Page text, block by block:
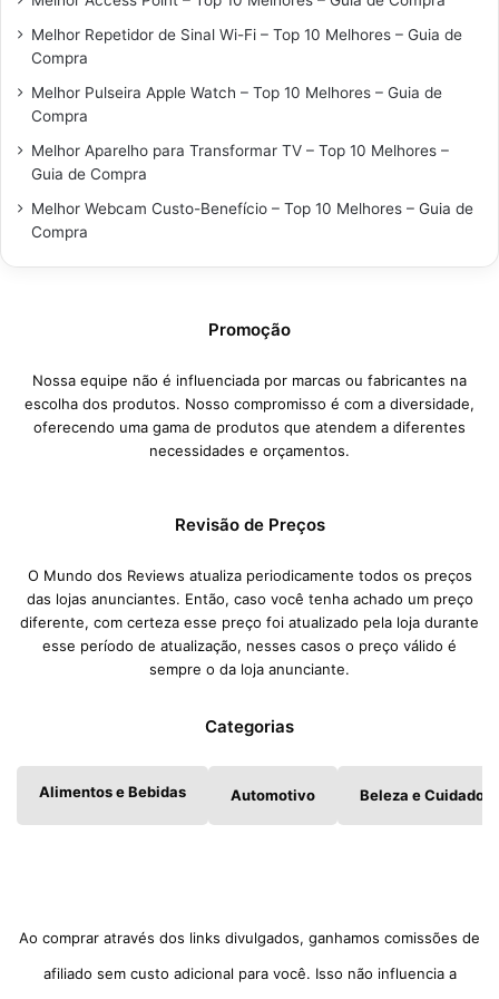
Melhor Repetidor de Sinal Wi-Fi – Top 10 Melhores – Guia de
Compra
Melhor Pulseira Apple Watch – Top 10 Melhores – Guia de
Compra
Melhor Aparelho para Transformar TV – Top 10 Melhores –
Guia de Compra
Melhor Webcam Custo-Benefício – Top 10 Melhores – Guia de
Compra
Promoção
Nossa equipe não é influenciada por marcas ou fabricantes na
escolha dos produtos. Nosso compromisso é com a diversidade,
oferecendo uma gama de produtos que atendem a diferentes
necessidades e orçamentos.
Revisão de Preços
O Mundo dos Reviews atualiza periodicamente todos os preços
das lojas anunciantes. Então, caso você tenha achado um preço
diferente, com certeza esse preço foi atualizado pela loja durante
esse período de atualização, nesses casos o preço válido é
sempre o da loja anunciante.
Categorias
Alimentos e Bebidas Automotivo Beleza e Cuidados
Ao comprar através dos links divulgados, ganhamos comissões de
afiliado sem custo adicional para você. Isso não influencia a